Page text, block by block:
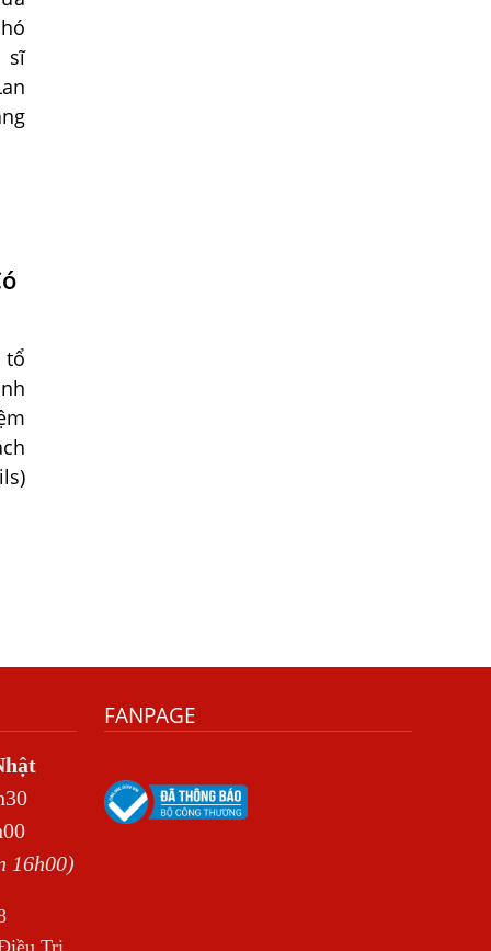
sĩ
tổ
Mẩn Ngứa Da Do Giun Sán Cách Phát
BỆNH DO SÁN LÁ LỚN Ở GAN
Thuốc Điều Trị Giun Đũa Chó Tại Phòng
16h00)
FANPAGE